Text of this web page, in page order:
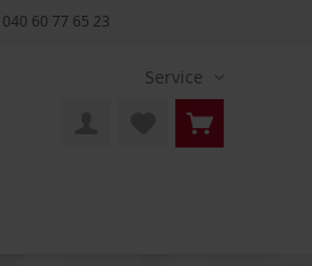
040 60 77 65 23
Service